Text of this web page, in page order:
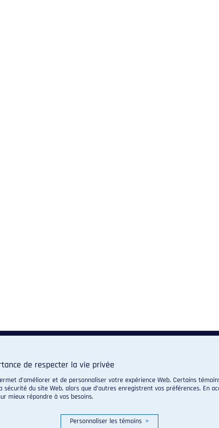
de respecter la vie privée
d’améliorer et de personnaliser votre expérience Web. Certains
du site Web, alors que d’autres enregistrent vos préférences. En
mieux répondre à vos besoins.
Personnaliser les témoins >